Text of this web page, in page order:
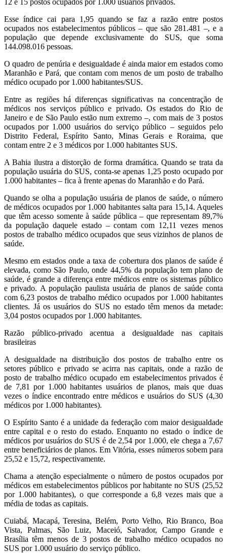
Esse índice cai para 1,95 quando se faz a razão entre postos
ocupados nos estabelecimentos públicos – que são 281.481 –, e a
população que depende exclusivamente do SUS, que soma
144.098.016 pessoas.
O quadro de penúria e desigualdade é ainda maior em estados como
Maranhão e Pará, que contam com menos de um posto de trabalho
médico ocupado por 1.000 habitantes/SUS.
Entre as regiões há diferenças significativas na concentração de
médicos nos serviços público e privado. Os estados do Rio de
Janeiro e de São Paulo estão num extremo –, com mais de 3 postos
ocupados por 1.000 usuários do serviço público – seguidos pelo
Distrito Federal, Espírito Santo, Minas Gerais e Roraima, que
contam entre 2 e 3 médicos por 1.000 habitantes SUS.
A Bahia ilustra a distorção de forma dramática. Quando se trata da
população usuária do SUS, conta-se apenas 1,25 posto ocupado por
1.000 habitantes – fica à frente apenas do Maranhão e do Pará.
Quando se olha a população usuária de planos de saúde, o número
de médicos ocupados por 1.000 habitantes salta para 15,14. Aqueles
que têm acesso somente à saúde pública – que representam 89,7%
da população daquele estado – contam com 12,11 vezes menos
postos de trabalho médico ocupados que seus vizinhos de planos de
saúde.
Mesmo em estados onde a taxa de cobertura dos planos de saúde é
elevada, como São Paulo, onde 44,5% da população tem plano de
saúde, é grande a diferença entre médicos entre os sistemas público
e privado. A população paulista usuária de planos de saúde conta
com 6,23 postos de trabalho médico ocupados por 1.000 habitantes
clientes. Já os usuários do SUS no estado têm menos da metade:
3,04 postos ocupados por 1.000 habitantes.
Razão público-privado acentua a desigualdade nas capitais
brasileiras
A desigualdade na distribuição dos postos de trabalho entre os
setores público e privado se acirra nas capitais, onde a razão de
posto de trabalho médico ocupado em estabelecimentos privados é
de 7,81 por 1.000 habitantes usuários de planos, mais que duas
vezes o índice encontrado entre médicos e usuários do SUS (4,30
médicos por 1.000 habitantes).
O Espírito Santo é a unidade da federação com maior desigualdade
entre capital e o resto do estado. Enquanto no estado o índice de
médicos por usuários do SUS é de 2,54 por 1.000, ele chega a 7,67
entre beneficiários de planos. Em Vitória, esses números sobem para
25,52 e 15,72, respectivamente.
Chama a atenção especialmente o número de postos ocupados por
médicos em estabelecimentos públicos por habitante no SUS (25,52
por 1.000 habitantes), o que corresponde a 6,8 vezes mais que a
média de todas as capitais.
Cuiabá, Macapá, Teresina, Belém, Porto Velho, Rio Branco, Boa
Vista, Palmas, São Luiz, Maceió, Salvador, Campo Grande e
Brasília têm menos de 3 postos de trabalho médico ocupados no
SUS por 1.000 usuário do serviço público.